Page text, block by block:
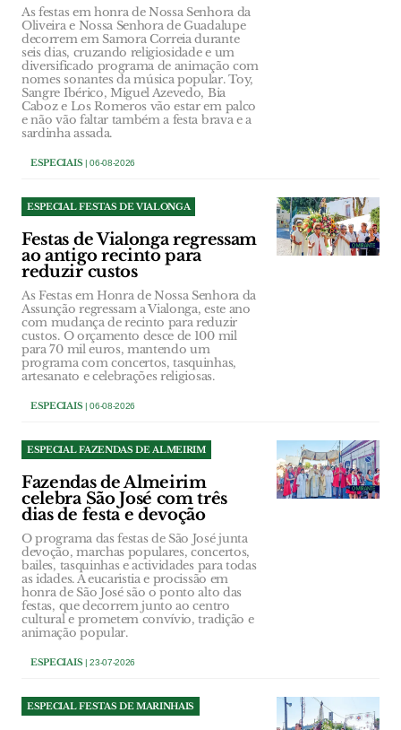
As festas em honra de Nossa Senhora da
Oliveira e Nossa Senhora de Guadalupe
decorrem em Samora Correia durante
seis dias, cruzando religiosidade e um
diversificado programa de animação com
nomes sonantes da música popular. Toy,
Sangre Ibérico, Miguel Azevedo, Bia
Caboz e Los Romeros vão estar em palco
e não vão faltar também a festa brava e a
sardinha assada.
ESPECIAIS| 06-08-2026
ESPECIAL FESTAS DE VIALONGA
Festas de Vialonga regressam
ao antigo recinto para
reduzir custos
As Festas em Honra de Nossa Senhora da
Assunção regressam a Vialonga, este ano
com mudança de recinto para reduzir
custos. O orçamento desce de 100 mil
para 70 mil euros, mantendo um
programa com concertos, tasquinhas,
artesanato e celebrações religiosas.
ESPECIAIS| 06-08-2026
ESPECIAL FAZENDAS DE ALMEIRIM
Fazendas de Almeirim
celebra São José com três
dias de festa e devoção
O programa das festas de São José junta
devoção, marchas populares, concertos,
bailes, tasquinhas e actividades para todas
as idades. A eucaristia e procissão em
honra de São José são o ponto alto das
festas, que decorrem junto ao centro
cultural e prometem convívio, tradição e
animação popular.
ESPECIAIS| 23-07-2026
ESPECIAL FESTAS DE MARINHAIS